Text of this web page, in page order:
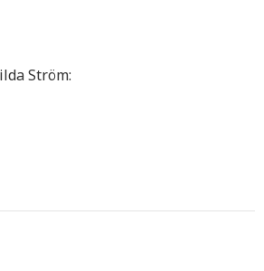
Ström: